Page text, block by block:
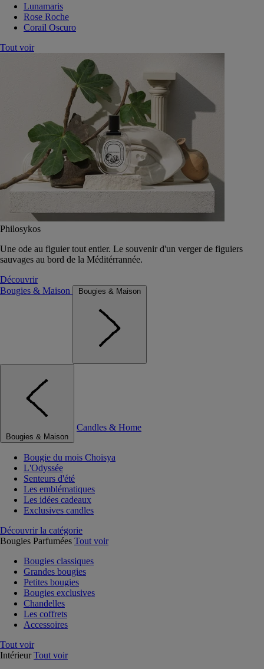
Lunamaris
Rose Roche
Corail Oscuro
Tout voir
Philosykos
Une ode au figuier tout entier. Le souvenir d'un verger de figuiers
sauvages au bord de la Méditérrannée.
Découvrir
Bougies & Maison
Bougies & Maison
Bougies & Maison
Candles & Home
Bougie du mois Choisya
L'Odyssée
Senteurs d'été
Les emblématiques
Les idées cadeaux
Exclusives candles
Découvrir la catégorie
Bougies Parfumées Tout voir
Bougies classiques
Grandes bougies
Petites bougies
Bougies exclusives
Chandelles
Les coffrets
Accessoires
Tout voir
Intérieur Tout voir